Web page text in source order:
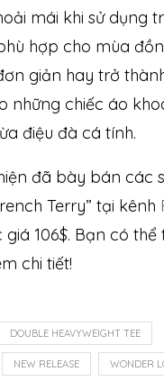
mái khi sử dụng
hợp cho mùa
giản hay trở
những chiếc áo
điệu đà cá tính.
đã bày bán các
Terry” tại kênh
giá 106$. Bạn có
chi tiết!
DOUBLE HEAVYWEIGHT TEE
NEW RELEASE WONDER